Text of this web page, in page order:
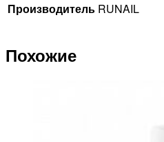
Производитель RUNAIL
Похожие